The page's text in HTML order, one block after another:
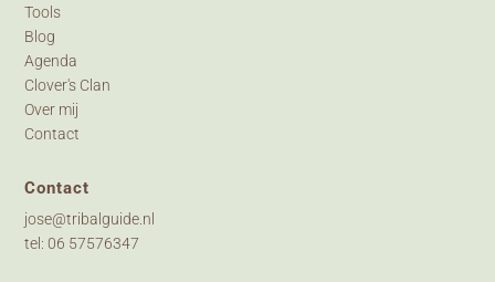
Tools
Blog
Agenda
Clover's Clan
Over mij
Contact
Contact
jose@tribalguide.nl
tel: 06 57576347